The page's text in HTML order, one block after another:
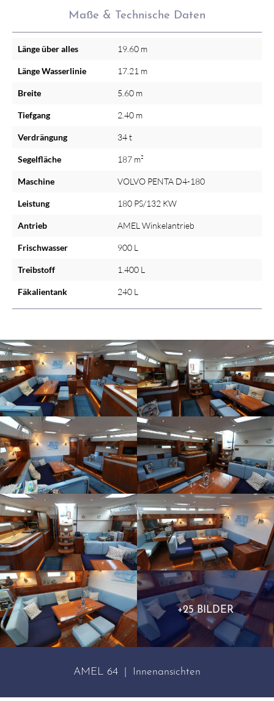
Maße & Technische Daten
Länge über alles 19.60 m
Länge Wasserlinie 17.21 m
Breite 5.60 m
Tiefgang 2.40 m
Verdrängung 34 t
Segelfläche 187 m²
Maschine VOLVO PENTA D4-180
Leistung 180 PS/132 KW
Antrieb AMEL Winkelantrieb
Frischwasser 900 L
Treibstoff 1.400 L
Fäkalientank 240 L
+25 BILDER
AMEL 64 | Innenansichten